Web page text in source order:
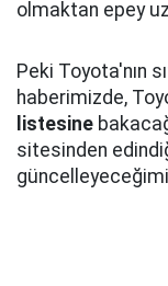
olmaktan epey
Peki Toyota'nın
haberimizde,
listesine
sitesinden